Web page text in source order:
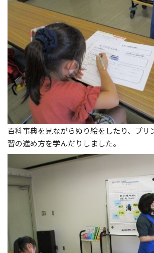
百科事典を見ながらぬり絵をしたり、プリ
習の進め方を学んだりしました。